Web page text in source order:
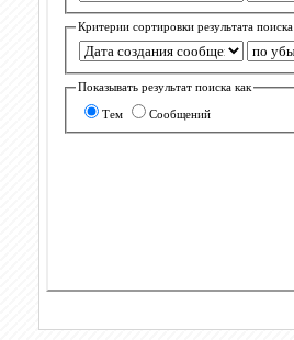
Критерии сортировки результата поиска
Показывать результат поиска как
Тем Сообщений